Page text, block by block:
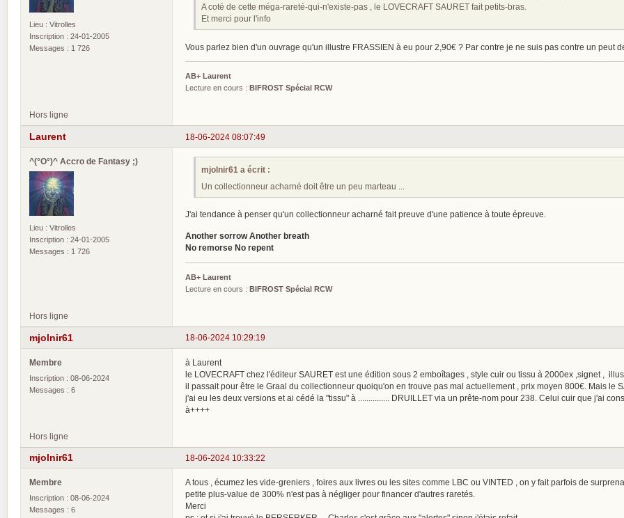
Lieu : Vitrolles
Inscription : 24-01-2005
Messages : 1 726
A coté de cette méga-rareté-qui-n'existe-pas , le LOVECRAFT SAURET fait petits-bras.
Et merci pour l'info
Vous parlez bien d'un ouvrage qu'un illustre FRASSIEN à eu pour 2,90€ ? Par contre je ne suis pas contre un peut
AB+ Laurent
Lecture en cours : BIFROST Spécial RCW
Hors ligne
18-06-2024 08:07:49
Laurent
^(°O°)^ Accro de Fantasy ;)
Lieu : Vitrolles
Inscription : 24-01-2005
Messages : 1 726
mjolnir61 a écrit :
Un collectionneur acharné doit être un peu marteau ...
J'ai tendance à penser qu'un collectionneur acharné fait preuve d'une patience à toute épreuve.
Another sorrow Another breath
No remorse No repent
AB+ Laurent
Lecture en cours : BIFROST Spécial RCW
Hors ligne
18-06-2024 10:29:19
mjolnir61
Membre
Inscription : 08-06-2024
Messages : 6
à Laurent
le LOVECRAFT chez l'éditeur SAURET est une édition sous 2 emboîtages , style cuir ou tissu à 2000ex ,signet ,
il passait pour être le Graal du collectionneur quoiqu'on en trouve pas mal actuellement , prix moyen 800€. Mais le
j'ai eu les deux versions et ai cédé la "tissu" à ............... DRUILLET via un prête-nom pour 238. Celui cuir que j'ai
à++++
Hors ligne
18-06-2024 10:33:22
mjolnir61
Membre
Inscription : 08-06-2024
Messages : 6
A tous , écumez les vide-greniers , foires aux livres ou les sites comme LBC ou VINTED , on y fait parfois de
petite plus-value de 300% n'est pas à négliger pour financer d'autres raretés.
Merci